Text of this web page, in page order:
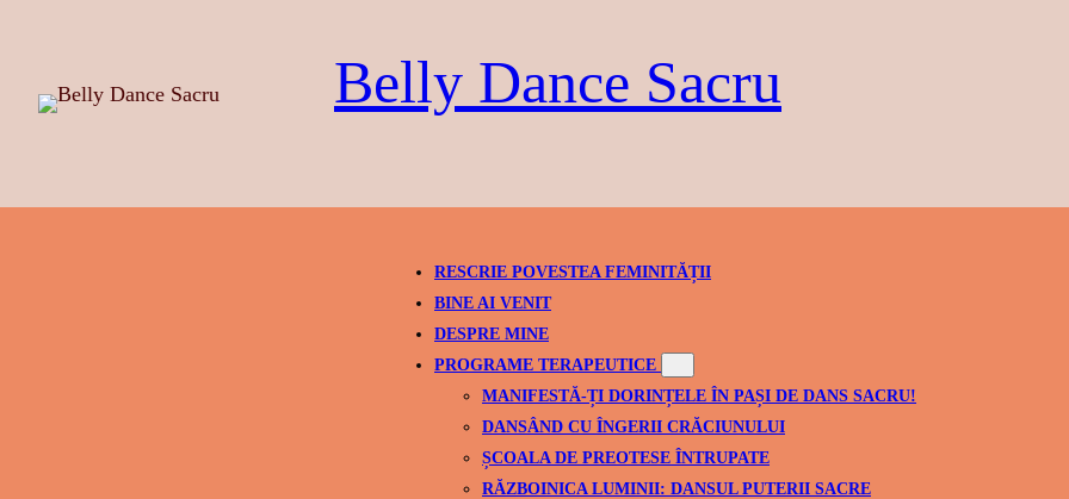
Belly Dance Sacru
RESCRIE POVESTEA FEMINITĂȚII
BINE AI VENIT
DESPRE MINE
PROGRAME TERAPEUTICE
MANIFESTĂ-ȚI DORINȚELE ÎN PAȘI DE DANS SACRU!
DANSÂND CU ÎNGERII CRĂCIUNULUI
ȘCOALA DE PREOTESE ÎNTRUPATE
RĂZBOINICA LUMINII: DANSUL PUTERII SACRE